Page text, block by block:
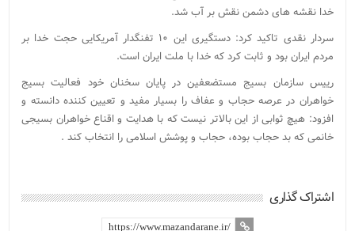
خدا نقشه های دشمن نقش بر آب شد.
سردار نقدی تاکید کرد: دستگیری این ۱۰ تفنگدار آمریکایی حجت خدا بر
مردم ایران بود و ثابت کرد که خدا با ملت ایران است.
رییس سازمان بسیج مستضعفین در پایان سخنان خود فعالیت بسیج
خواهران در عرصه حجاب و عفاف را بسیار مفید و تعیین کننده دانسته و
افزود: هیچ ثوابی از این بالاتر نیست که با هدایت و اقناع خواهران بسیجی
خانمی که بد حجاب بوده، حجاب و پوشش اسلامی را انتخاب کند .
اشتراک گذاری